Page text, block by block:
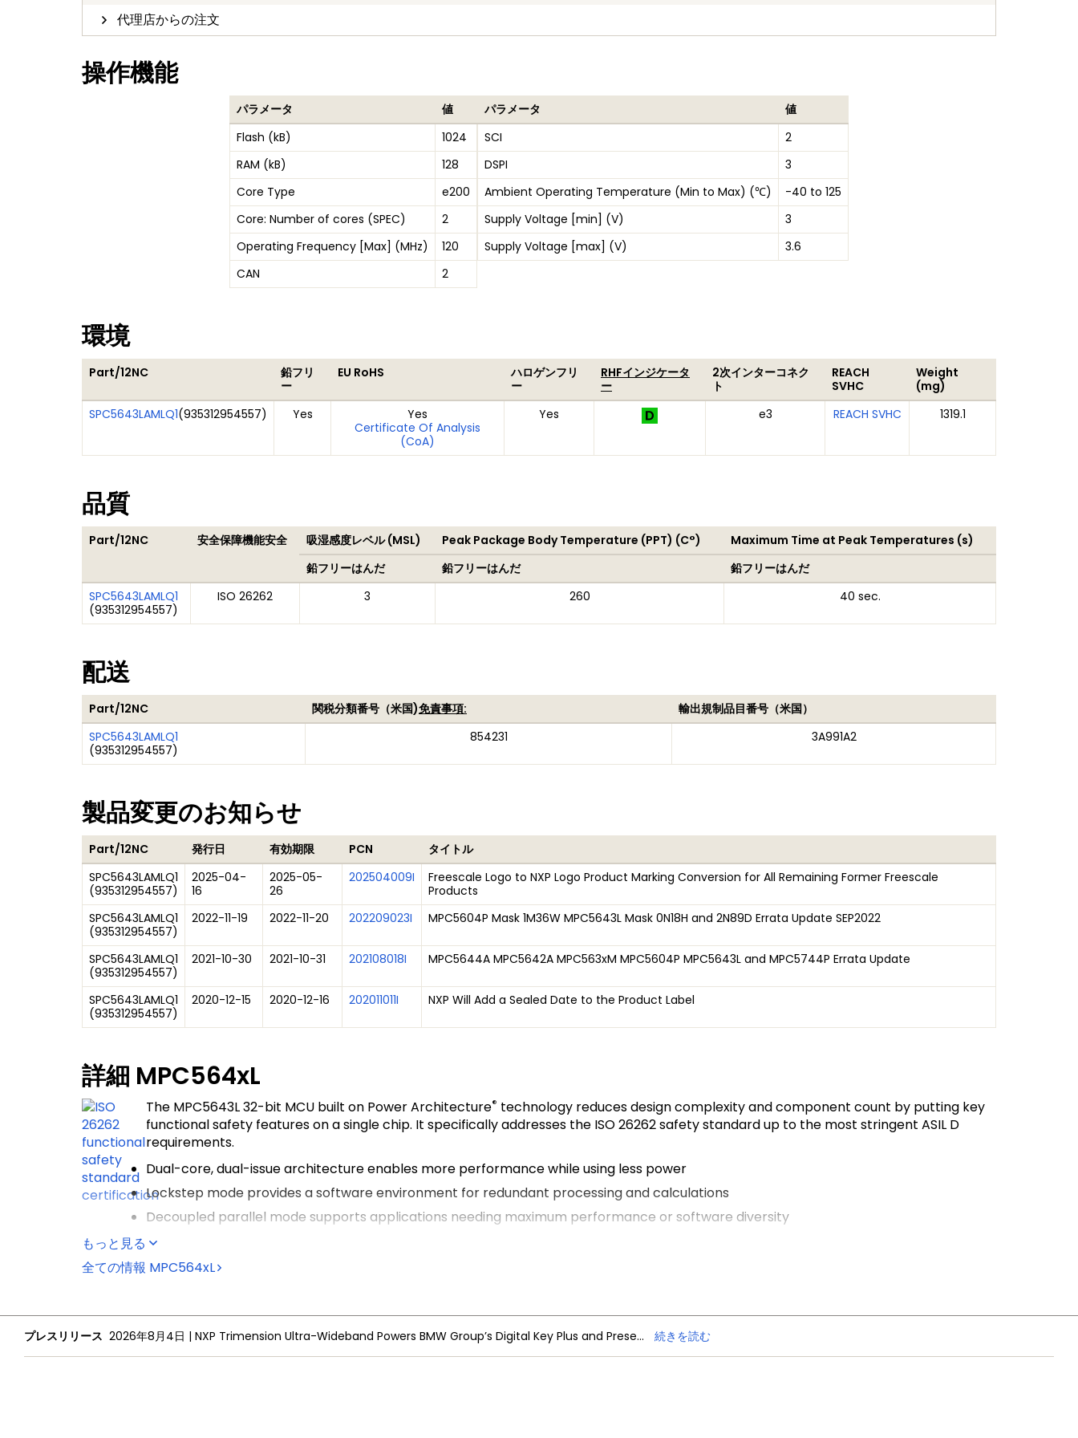
代理店からの注文
操作機能
パラメータ
値
Flash (kB)
1024
RAM (kB)
128
Core Type
e200
Core: Number of cores (SPEC)
2
Operating Frequency [Max] (MHz)
120
CAN
2
パラメータ
値
SCI
2
DSPI
3
Ambient Operating Temperature (Min to Max) (℃)
-40 to 125
Supply Voltage [min] (V)
3
Supply Voltage [max] (V)
3.6
環境
Part/12NC
鉛フリ
ー
EU RoHS
ハロゲンフリ
ー
RHFインジケータ
ー
2次インターコネク
ト
REACH
SVHC
Weight
(mg)
SPC5643LAMLQ1(935312954557) Yes
Yes
Certificate Of Analysis
(CoA)
Yes e3 REACH SVHC 1319.1
品質
Part/12NC 安全保障機能安全 吸湿感度レベル (MSL) Peak Package Body Temperature (PPT) (C°)
Maximum Time at Peak Temperatures (s)
鉛フリーはんだ
鉛フリーはんだ
鉛フリーはんだ
SPC5643LAMLQ1
(935312954557)
ISO 26262 3 260 40 sec.
配送
Part/12NC 関税分類番号（米国)免責事項:
輸出規制品目番号（米国）
SPC5643LAMLQ1
(935312954557)
854231 3A991A2
製品変更のお知らせ
Part/12NC 発行日 有効期限 PCN
タイトル
SPC5643LAMLQ1
(935312954557)
2025-04-
16
2025-05-
26
202504009I
Freescale Logo to NXP Logo Product Marking Conversion for All Remaining Former Freescale
Products
SPC5643LAMLQ1
(935312954557)
2022-11-19 2022-11-20 202209023I MPC5604P Mask 1M36W MPC5643L Mask 0N18H and 2N89D Errata Update SEP2022
SPC5643LAMLQ1
(935312954557)
2021-10-30 2021-10-31 202108018I MPC5644A MPC5642A MPC563xM MPC5604P MPC5643L and MPC5744P Errata Update
SPC5643LAMLQ1
(935312954557)
2020-12-15 2020-12-16 202011011I NXP Will Add a Sealed Date to the Product Label
詳細 MPC564xL
The MPC5643L 32-bit MCU built on Power Architecture® technology reduces design complexity and component count by putting key
functional safety features on a single chip. It specifically addresses the ISO 26262 safety standard up to the most stringent ASIL D
requirements.
Dual-core, dual-issue architecture enables more performance while using less power
Lockstep mode provides a software environment for redundant processing and calculations
Decoupled parallel mode supports applications needing maximum performance or software diversity
Precise and deterministic control timing for real-time applications, such as motor control
ASafeAssure®functional safety solution
もっと見る
全ての情報 MPC564xL
プレスリリース 2026年8月4日 | NXP Trimension Ultra-Wideband Powers BMW Group’s Digital Key Plus and Presence Detection 続きを読む